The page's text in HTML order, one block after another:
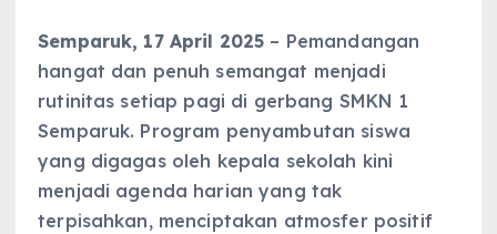
Semparuk, 17 April 2025 – Pemandangan
hangat dan penuh semangat menjadi
rutinitas setiap pagi di gerbang SMKN 1
Semparuk. Program penyambutan siswa
yang digagas oleh kepala sekolah kini
menjadi agenda harian yang tak
terpisahkan, menciptakan atmosfer positif